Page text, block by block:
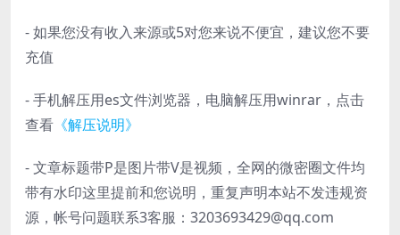
- 如果您没有收入来源或5对您来说不便宜，建议您不要
充值
- 手机解压用es文件浏览器，电脑解压用winrar，点击
查看 《解压说明》
- 文章标题带P是图片带V是视频，全网的微密圈文件均
带有水印这里提前和您说明，重复声明本站不发违规资
源，帐号问题联系3客服：3203693429@qq.com